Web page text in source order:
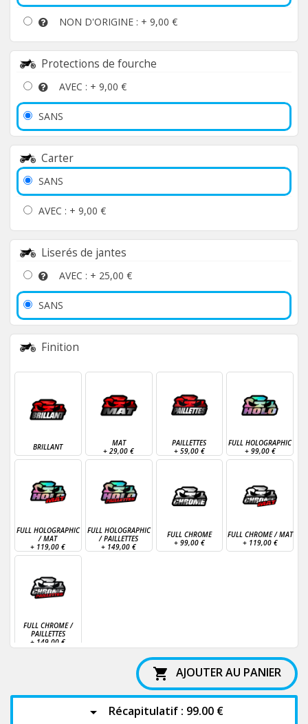
NON D'ORIGINE : + 9,00 €
Protections de fourche
AVEC : + 9,00 €
SANS
Carter
SANS
AVEC : + 9,00 €
Liserés de jantes
AVEC : + 25,00 €
SANS
Finition
BRILLANT
MAT
+29,00 €
PAILLETTES
+ 59,00 €
FULL HOLOGRAPHIC
+ 99,00 €
FULL HOLOGRAPHIC
/ MAT
+ 119,00 €
FULL HOLOGRAPHIC
/ PAILLETTES
+ 149,00 €
FULL CHROME
+ 99,00 €
FULL CHROME / MAT
+ 119,00 €
FULL CHROME /
PAILLETTES
+ 149,00 €
 AJOUTER AU PANIER
arrow_drop_down Récapitulatif : 99.00 €